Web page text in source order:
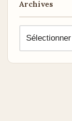
Archives